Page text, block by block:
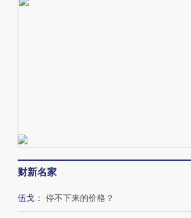
财新名家
伍戈 ： 停不下来的价格？